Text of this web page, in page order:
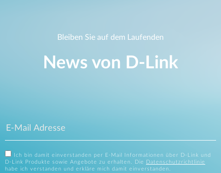
Bleiben Sie auf dem Laufenden
News von D‑Link
Ich bin damit einverstanden per E-Mail Informationen über D-Link und
D-Link Produkte sowie Angebote zu erhalten. Die
Datenschutzrichtlinie
habe ich verstanden und erkläre mich damit einverstanden.